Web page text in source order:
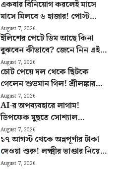
একবার বিনিয়োগ করলেই মাসে
মাসে মিলবে ৬ হাজার! পোস্ট
অফিসের এই বাম্পার স্কিমের হিসাব
বুঝুন
August 7, 2026
ইলিশের পেটে ডিম আছে কিনা
বুঝবেন কীভাবে? জেনে নিন এই
ট্রিকস
August 7, 2026
চোট পেয়ে দল থেকে ছিটকে
গেলেন শুভমান গিল! শ্রীলঙ্কার
বিরুদ্ধে সিরিজ শুরুর আগে মাঠে
নেমে চাপে ভারত
August 7, 2026
AI-র অপব্যবহারে লাগাম!
ডিপফেক মুছতে সোশ্যাল
মিডিয়াকে ৩ ঘণ্টার সময়সীমা বেঁধে
দিল কেন্দ্র
August 7, 2026
১৭ আগস্ট থেকে অন্নপূর্ণার টাকা
দেওয়া শুরু! লক্ষ্মীর ভাণ্ডার নিয়েও
বড় ঘোষণা মুখ্যমন্ত্রীর
August 7, 2026